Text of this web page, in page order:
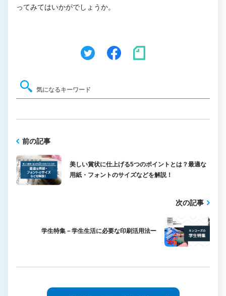
ってみてはいかがでしょうか。
前の記事
美しい賞状に仕上げる5つのポイントとは？最適な
用紙・フォントのサイズなどを解説！
次の記事
学生特集－学生生活に必要な印刷活用法ー